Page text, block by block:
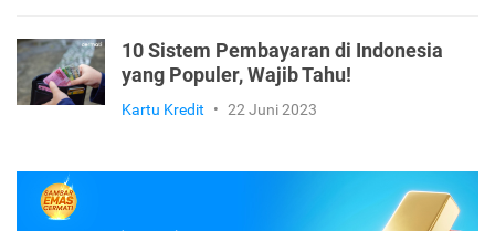
10 Sistem Pembayaran di Indonesia
yang Populer, Wajib Tahu!
Kartu Kredit • 22 Juni 2023